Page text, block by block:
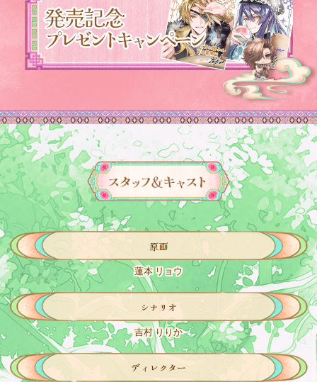
原画
蓮本 リョウ
シナリオ
吉村 りりか
ディレクター